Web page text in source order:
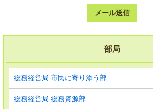
メール送信
部局
総務経営局 市民に寄り添う部
総務経営局 総務資源部